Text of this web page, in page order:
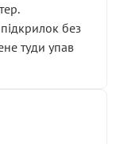
без
туди упав